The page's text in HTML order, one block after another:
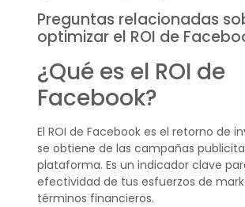
Preguntas relacionadas
optimizar el ROI de
¿Qué es el ROI de
Facebook?
El ROI de Facebook es el retorno de
se obtiene de las campañas
plataforma. Es un indicador clave
efectividad de tus esfuerzos de
términos financieros.